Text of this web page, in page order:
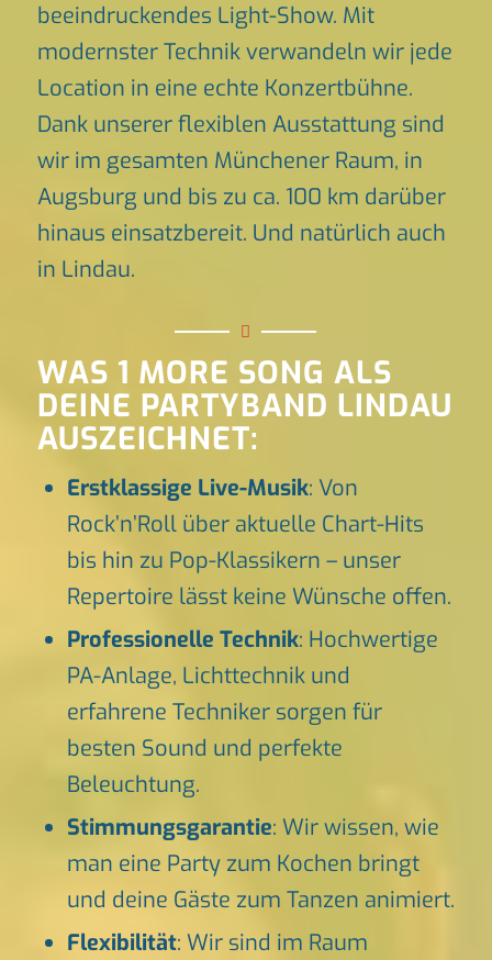
beeindruckendes Light-Show. Mit
modernster Technik verwandeln wir jede
Location in eine echte Konzertbühne.
Dank unserer flexiblen Ausstattung sind
wir im gesamten Münchener Raum, in
Augsburg und bis zu ca. 100 km darüber
hinaus einsatzbereit. Und natürlich auch
in Lindau.
WAS 1 MORE SONG ALS
DEINE PARTYBAND LINDAU
AUSZEICHNET:
Erstklassige Live-Musik: Von
Rock’n’Roll über aktuelle Chart-Hits
bis hin zu Pop-Klassikern – unser
Repertoire lässt keine Wünsche offen.
Professionelle Technik: Hochwertige
PA-Anlage, Lichttechnik und
erfahrene Techniker sorgen für
besten Sound und perfekte
Beleuchtung.
Stimmungsgarantie: Wir wissen, wie
man eine Party zum Kochen bringt
und deine Gäste zum Tanzen animiert.
Flexibilität: Wir sind im Raum